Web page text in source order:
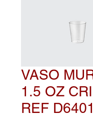
VASO
1.5 OZ
REF